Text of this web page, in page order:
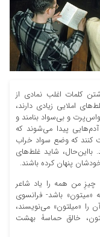
کلمات اغلب نمادی از
املایی زیادی دارند،
و بی‌سواد بنامند و
پیدا می‌شوند که
کنند که وضع سواد خراب
شاید غلط‌های
پنهان کرده باشند.
چیزِ من همه را یاد شاعر
«میتون» باشد- فرانسوی
را «میلتون» می‏‌نویسند،
خالق حماسۀ بهشت